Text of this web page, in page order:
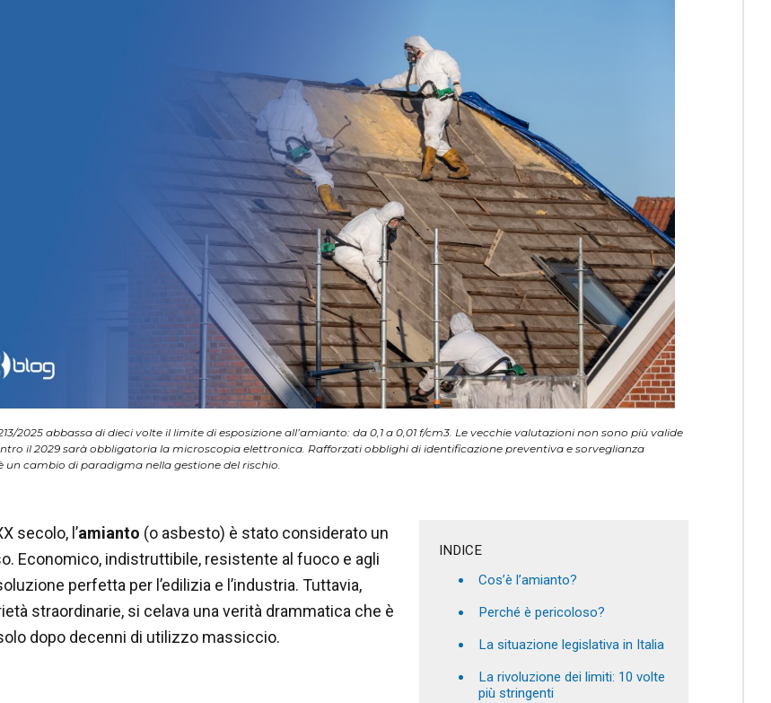
2025 abbassa di dieci volte il limite di esposizione all’amianto: da 0,1 a 0,01 f/cm3. Le vecchie valutazioni non sono più valide
il 2029 sarà obbligatoria la microscopia elettronica. Rafforzati obblighi di identificazione preventiva e sorveglianza
un cambio di paradigma nella gestione del rischio.
INDICE
Cos’è l’amianto?
Perché è pericoloso?
La situazione legislativa in Italia
La rivoluzione dei limiti: 10 volte
più stringenti
secolo, l’amianto (o asbesto) è stato considerato un
Economico, indistruttibile, resistente al fuoco e agli
perfetta per l’edilizia e l’industria. Tuttavia,
straordinarie, si celava una verità drammatica che è
dopo decenni di utilizzo massiccio.